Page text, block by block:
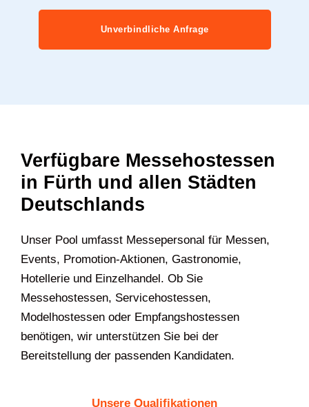
Unverbindliche Anfrage
Verfügbare Messehostessen
in Fürth und allen Städten
Deutschlands
U‍nser Pool umfasst Messepersonal für Messen,
Events, Promotion-Aktionen, Gastronomie,
Hotellerie und Einzelhandel. Ob Sie
Messehostessen, Servicehostessen,
Modelhostessen oder Empfangshostessen
benötigen, wir unterstützen Sie bei der
Bereitstellung der passenden Kandidaten.
Unsere Qualifikationen